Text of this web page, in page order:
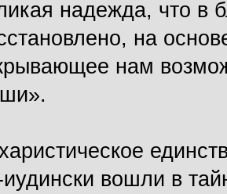
надежда, что в
на
нам
вошли в